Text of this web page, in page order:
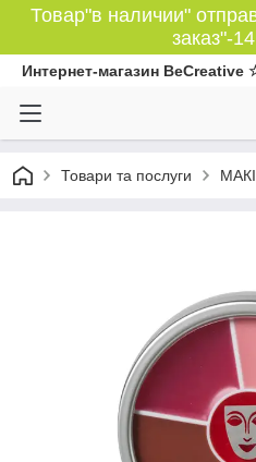
Товар"в наличии"
заказ"-
Интернет-магазин
Товари та послуги